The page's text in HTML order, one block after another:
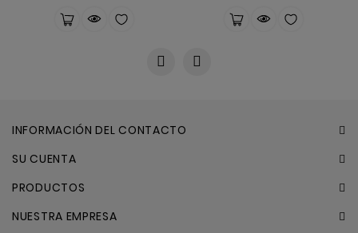
INFORMACIÓN DEL CONTACTO
SU CUENTA
PRODUCTOS
NUESTRA EMPRESA